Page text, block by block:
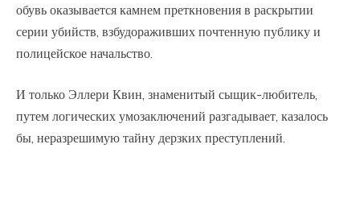
обувь оказывается камнем преткновения в раскрытии
серии убийств, взбудораживших почтенную публику и
полицейское начальство.
И только Эллери Квин, знаменитый сыщик-любитель,
путем логических умозаключений разгадывает, казалось
бы, неразрешимую тайну дерзких преступлений.